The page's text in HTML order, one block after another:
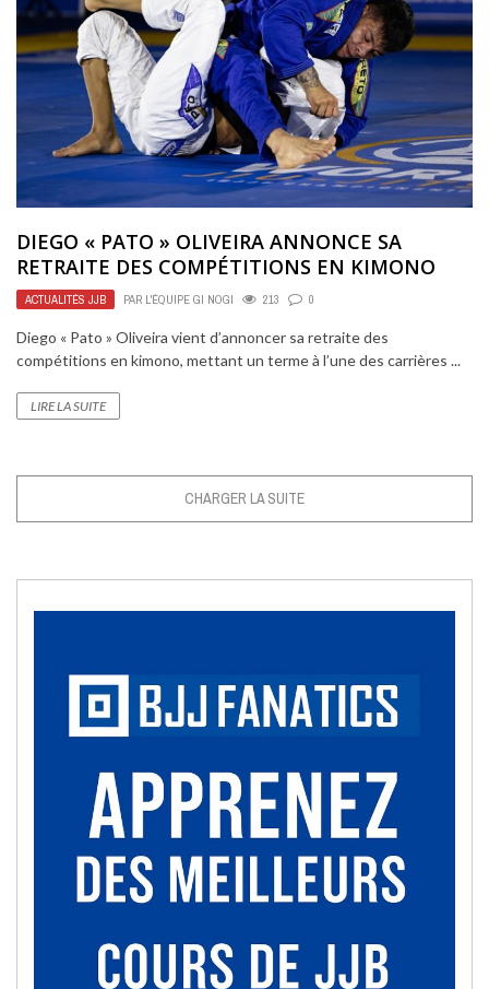
DIEGO « PATO » OLIVEIRA ANNONCE SA
RETRAITE DES COMPÉTITIONS EN KIMONO
ACTUALITÉS JJB PAR L'ÉQUIPE GI NOGI 213 0
Diego « Pato » Oliveira vient d’annoncer sa retraite des
compétitions en kimono, mettant un terme à l’une des carrières ...
LIRE LA SUITE
CHARGER LA SUITE